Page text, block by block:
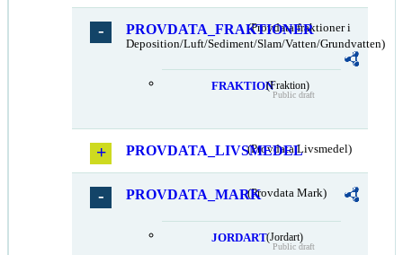
PROVDATA_FRAKTIONER
(Provdata fraktioner i
Deposition/Luft/Sediment/Slam/Vatten/Grundvatten)
FRAKTION(Fraktion)
Public draft
PROVDATA_LIVSMEDEL
(Provdata Livsmedel)
PROVDATA_MARK(Provdata Mark)
JORDART(Jordart)
Public draft